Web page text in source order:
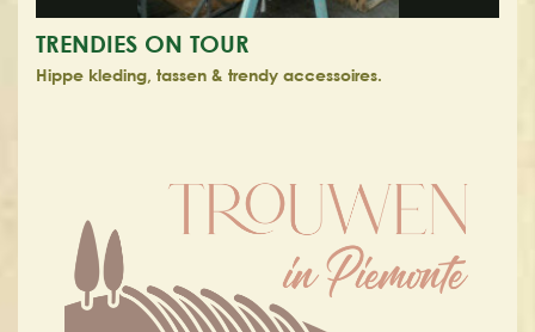
TRENDIES ON TOUR
Hippe kleding, tassen & trendy accessoires.